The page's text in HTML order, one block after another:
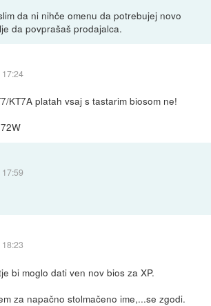
da ni nihče omenu da potrebujej novo
da povprašaš prodajalca.
17:24
KT7A platah vsaj s tastarim biosom ne!
17:59
18:23
bi moglo dati ven nov bios za XP.
za napačno stolmačeno ime,...se zgodi.